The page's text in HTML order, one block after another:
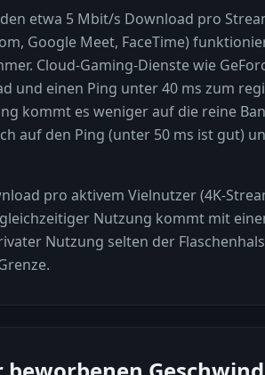
etwa 5 Mbit/s Download pro
Google Meet, FaceTime)
Cloud-Gaming-Dienste wie
und einen Ping unter 40 ms zum
kommt es weniger auf die reine
auf den Ping (unter 50 ms ist gut)
pro aktivem Vielnutzer (4K-
Nutzung kommt mit
Nutzung selten der